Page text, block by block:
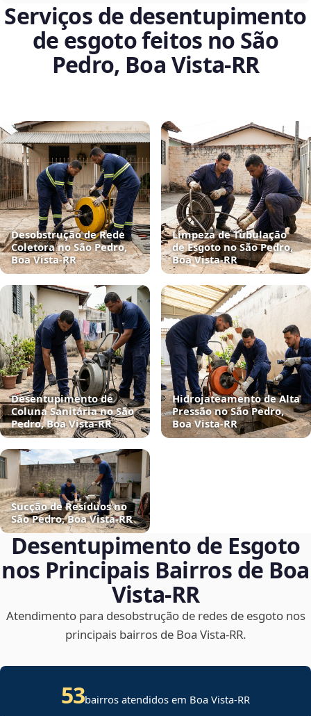
Serviços de desentupimento
de esgoto feitos no São
Pedro, Boa Vista‑RR
Desobstrução de Rede
Coletora no São Pedro,
Boa Vista‑RR
Limpeza de Tubulação
de Esgoto no São Pedro,
Boa Vista‑RR
Desentupimento de
Coluna Sanitária no São
Pedro, Boa Vista‑RR
Hidrojateamento de Alta
Pressão no São Pedro,
Boa Vista‑RR
Sucção de Resíduos no
São Pedro, Boa Vista‑RR
Desentupimento de Esgoto
nos Principais Bairros de Boa
Vista‑RR
Atendimento para desobstrução de redes de esgoto nos
principais bairros de Boa Vista‑RR.
53bairros atendidos em Boa Vista-RR